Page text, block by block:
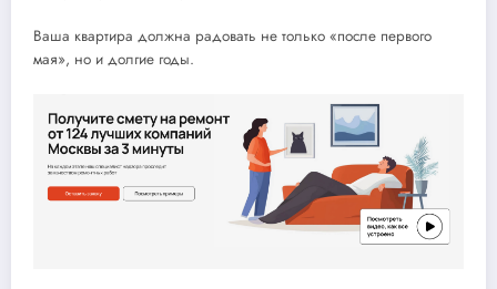
Ваша квартира должна радовать не только «после первого
мая», но и долгие годы.